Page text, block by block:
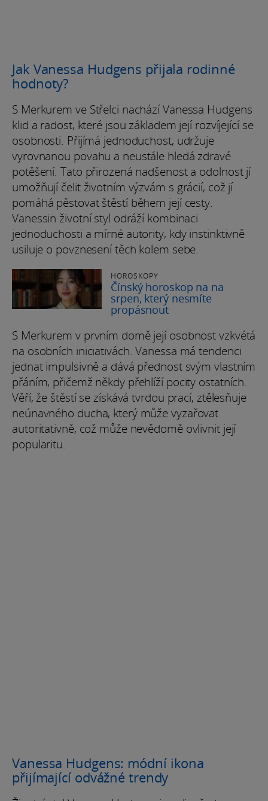
Jak Vanessa Hudgens přijala rodinné
hodnoty?
S Merkurem ve Střelci nachází Vanessa Hudgens
klid a radost, které jsou základem její rozvíjející se
osobnosti. Přijímá jednoduchost, udržuje
vyrovnanou povahu a neustále hledá zdravé
potěšení. Tato přirozená nadšenost a odolnost jí
umožňují čelit životním výzvám s grácií, což jí
pomáhá pěstovat štěstí během její cesty.
Vanessin životní styl odráží kombinaci
jednoduchosti a mírné autority, kdy instinktivně
usiluje o povznesení těch kolem sebe.
HOROSKOPY
Čínský horoskop na na
srpen, který nesmíte
propásnout
S Merkurem v prvním domě její osobnost vzkvétá
na osobních iniciativách. Vanessa má tendenci
jednat impulsivně a dává přednost svým vlastním
přáním, přičemž někdy přehlíží pocity ostatních.
Věří, že štěstí se získává tvrdou prací, ztělesňuje
neúnavného ducha, který může vyzařovat
autoritativně, což může nevědomě ovlivnit její
popularitu.
Vanessa Hudgens: módní ikona
přijímající odvážné trendy